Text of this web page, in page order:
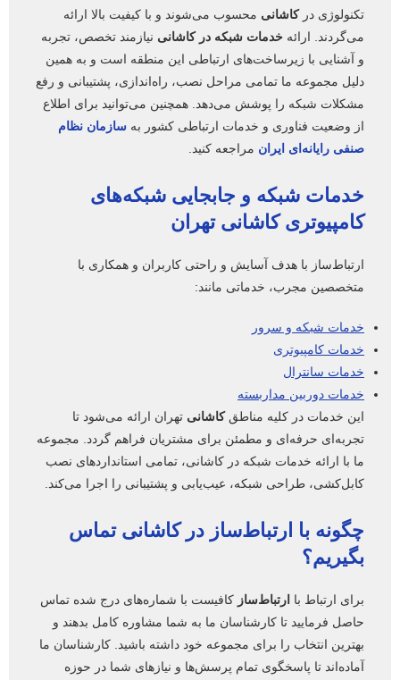
تکنولوژی درکاشانی محسوب می‌شوند و با کیفیت بالا ارائه
می‌گردند. ارائه خدمات شبکه در کاشانی نیازمند تخصص، تجربه
و آشنایی با زیرساخت‌های ارتباطی این منطقه است و به همین
دلیل مجموعه ما تمامی مراحل نصب، راه‌اندازی، پشتیبانی و رفع
مشکلات شبکه را پوشش می‌دهد. همچنین می‌توانید برای اطلاع
از وضعیت فناوری و خدمات ارتباطی کشور به سازمان نظام
صنفی رایانه‌ای ایران مراجعه کنید.
خدمات شبکه و جابجایی شبکه‌های
کامپیوتریکاشانی تهران
ارتباط‌ساز با هدف آسایش و راحتی کاربران و همکاری با
متخصصین مجرب، خدماتی مانند:
خدمات شبکه و سرور
خدمات کامپیوتری
خدمات سانترال
خدمات دوربین مداربسته
این خدمات در کلیه مناطقکاشانی تهران ارائه می‌شود تا
تجربه‌ای حرفه‌ای و مطمئن برای مشتریان فراهم گردد. مجموعه
ما با ارائه خدمات شبکه در کاشانی، تمامی استانداردهای نصب
کابل‌کشی، طراحی شبکه، عیب‌یابی و پشتیبانی را اجرا می‌کند.
چگونه با ارتباط‌ساز درکاشانی تماس
بگیریم؟
برای ارتباط با ارتباط‌ساز کافیست با شماره‌های درج شده تماس
حاصل فرمایید تا کارشناسان ما به شما مشاوره کامل بدهند و
بهترین انتخاب را برای مجموعه خود داشته باشید. کارشناسان ما
آماده‌اند تا پاسخگوی تمام پرسش‌ها و نیازهای شما در حوزه